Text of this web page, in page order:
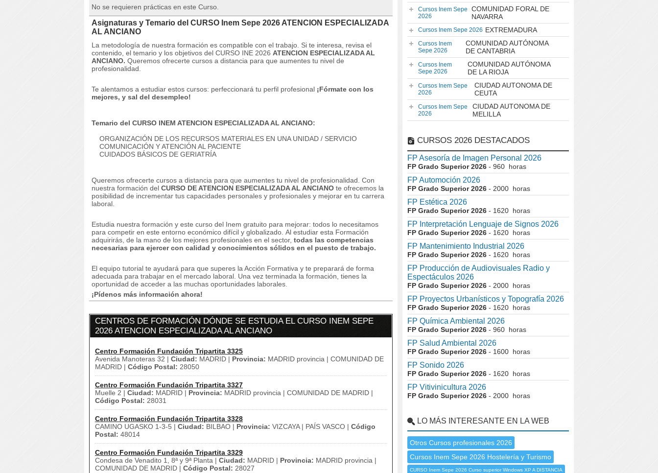
No se requieren prácticas en este Curso.
Asignaturas y Temario del CURSO Inem Sepe 2026 ATENCION ESPECIALIZADA
AL ANCIANO
La metodología de nuestra formación es compatible con el trabajo. Si te interesa, revisa el
contenido, el temario y los objetivos del CURSO INE 2026 ATENCION ESPECIALIZADA AL
ANCIANO. Queremos ofrecerte cursos a distancia para que aumentes tu nivel de
profesionalidad.
Te alentamos a estudiar estos cursos: perfeccionará tu perfil profesional ¡Fórmate con los
mejores, y sal del desempleo!
Temario del CURSO INEM ATENCION ESPECIALIZADA AL ANCIANO:
ORGANIZACIÓN DE LOS RECURSOS MATERIALES EN UNA UNIDAD / SERVICIO
COMUNICACIÓN Y ATENCIÓN AL PACIENTE
CUIDADOS BÁSICOS DE GERIATRÍA
Queremos ofrecerte cursos a distancia para que aumentes tu nivel de profesionalidad. Con
nuestra formación del CURSO DE ATENCION ESPECIALIZADA AL ANCIANO te ofrecemos la
posibilidad de incrementar tus capacidades personales y profesionales y mejorar en tu carrera
laboral.
Estudia nuestra formación y este curso del Inem gratuito para mejorar: todos lo necesitamos
para competir en este entorno económico difícil y globalizado. Al estudiar esta Formación
adquirirás, de la mano de los mejores profesionales en el sector, todas las competencias
necesarias para ejercer con calidad y conocimientos sólidos en el puesto de trabajo.
El equipo tutorial te ayudará para que superes la Acción Formativa y te preparará de forma
adecuada para trabajar en el mercado laboral. Una vez terminada la formación, tienes la
oportunidad de acceder a las muchas oportunidades laborales.
¡Pídenos más información ahora!
CENTROS DE FORMACIÓN DÓNDE SE ESTUDIA EL CURSO INEM SEPE
2026 ATENCION ESPECIALIZADA AL ANCIANO
Centro Formación Fundación Tripartita 3325
Avenida Manoteras 32 | Ciudad: MADRID | Provincia: MADRID provincia | COMUNIDAD DE
MADRID | Código Postal: 28050
Centro Formación Fundación Tripartita 3327
Muelle 2 | Ciudad: MADRID | Provincia: MADRID provincia | COMUNIDAD DE MADRID |
Código Postal: 28031
Centro Formación Fundación Tripartita 3328
CAMINO UGASKO 1-3-5 | Ciudad: BILBAO | Provincia: VIZCAYA | PAÍS VASCO | Código
Postal: 48014
Centro Formación Fundación Tripartita 3329
Condesa de Venadito 1, 8ª y 9ª Planta | Ciudad: MADRID | Provincia: MADRID provincia |
COMUNIDAD DE MADRID | Código Postal: 28027
Cursos Inem Sepe
2026
COMUNIDAD FORAL DE
NAVARRA
Cursos Inem Sepe 2026 EXTREMADURA
Cursos Inem
Sepe 2026
COMUNIDAD AUTÓNOMA
DE CANTABRIA
Cursos Inem
Sepe 2026
COMUNIDAD AUTÓNOMA
DE LA RIOJA
Cursos Inem Sepe
2026
CIUDAD AUTONOMA DE
CEUTA
Cursos Inem Sepe
2026
CIUDAD AUTONOMA DE
MELILLA
CURSOS 2026 DESTACADOS
FP Asesoría de Imagen Personal 2026
FP Grado Superior 2026 - 960 horas
FP Automoción 2026
FP Grado Superior 2026 - 2000 horas
FP Estética 2026
FP Grado Superior 2026 - 1620 horas
FP Interpretación Lenguaje de Signos 2026
FP Grado Superior 2026 - 1620 horas
FP Mantenimiento Industrial 2026
FP Grado Superior 2026 - 1620 horas
FP Producción de Audiovisuales Radio y
Espectáculos 2026
FP Grado Superior 2026 - 2000 horas
FP Proyectos Urbanísticos y Topografía 2026
FP Grado Superior 2026 - 1620 horas
FP Química Ambiental 2026
FP Grado Superior 2026 - 960 horas
FP Salud Ambiental 2026
FP Grado Superior 2026 - 1600 horas
FP Sonido 2026
FP Grado Superior 2026 - 1620 horas
FP Vitivinicultura 2026
FP Grado Superior 2026 - 2000 horas
LO MÁS INTERESANTE EN LA WEB
Otros Cursos profesionales 2026
Cursos Inem Sepe 2026 Hostelería y Turismo
CURSO Inem Sepe 2026 Curso superior Windows XP A DISTANCIA